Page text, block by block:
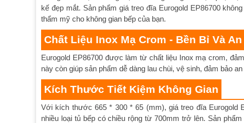
kế đẹp mắt. Sản phẩm giá treo đĩa Eurogold EP86700
thẩm mỹ cho không gian bếp của bạn.
Chất Liệu Inox Mạ Crom - Bền Bỉ Và An
Eurogold EP86700 được làm từ chất liệu Inox mạ crom,
này còn giúp sản phẩm dễ dàng lau chùi, vệ sinh, đảm bảo
Kích Thước Tiết Kiệm Không Gian
Với kích thước 665 * 300 * 65 (mm), giá treo đĩa Eurogold
nhiều loại tủ bếp có chiều rộng từ 700mm trở lên. Sản